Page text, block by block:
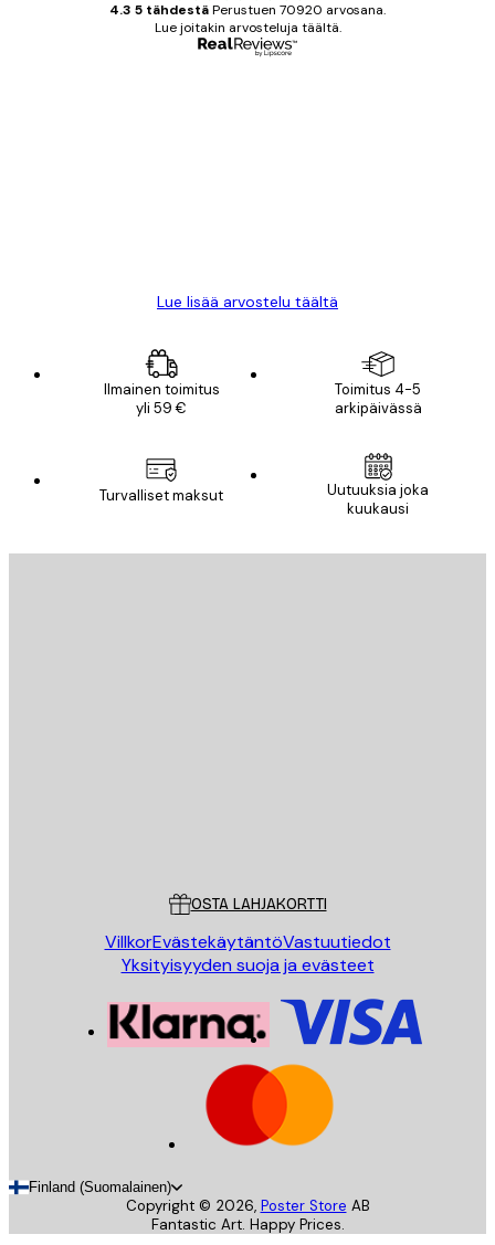
4.3 5 tähdestäPerustuen 70920 arvosana.
Lue joitakin arvosteluja täältä.
Lue lisää arvostelu täältä
Ilmainen toimitus
yli 59 €
Toimitus 4-5
arkipäivässä
Turvalliset maksut
Uutuuksia joka
kuukausi
OSTA LAHJAKORTTI
VillkorEvästekäytäntöVastuutiedot
Yksityisyyden suoja ja evästeet
Finland (Suomalainen)
Copyright © 2026, Poster Store AB
Fantastic Art. Happy Prices.